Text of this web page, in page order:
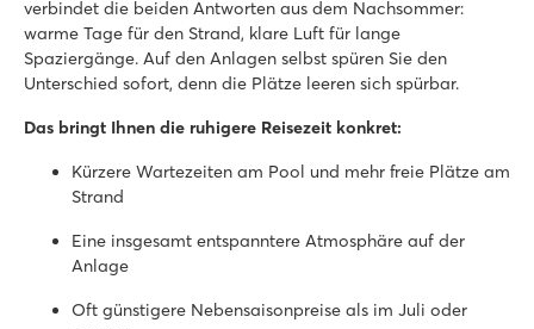
verbindet die beiden Antworten aus dem Nachsommer:
warme Tage für den Strand, klare Luft für lange
Spaziergänge. Auf den Anlagen selbst spüren Sie den
Unterschied sofort, denn die Plätze leeren sich spürbar.
Das bringt Ihnen die ruhigere Reisezeit konkret:
Kürzere Wartezeiten am Pool und mehr freie Plätze am
Strand
Eine insgesamt entspanntere Atmosphäre auf der
Anlage
Oft günstigere Nebensaisonpreise als im Juli oder